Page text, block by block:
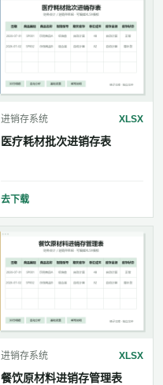
进销存系统 XLSX
医疗耗材批次进销存表
去下载
进销存系统 XLSX
餐饮原材料进销存管理表